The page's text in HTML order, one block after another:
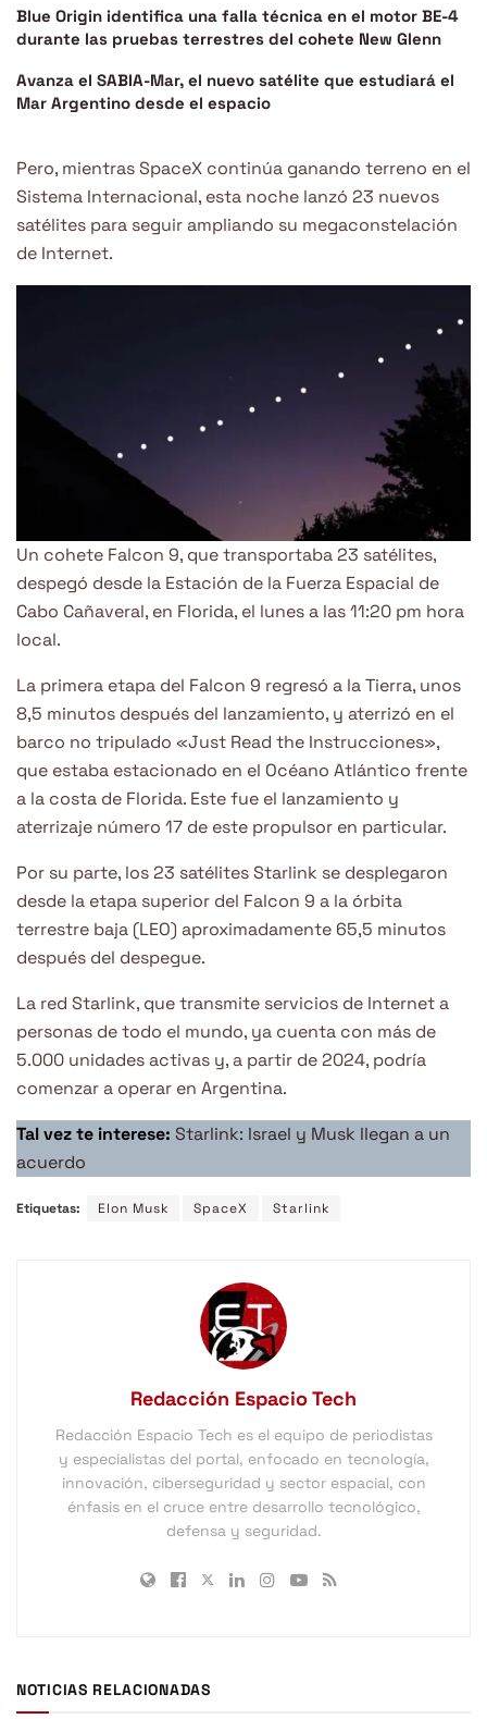
Blue Origin identifica una falla técnica en el motor BE-4
durante las pruebas terrestres del cohete New Glenn
Avanza el SABIA-Mar, el nuevo satélite que estudiará el
Mar Argentino desde el espacio
Pero, mientras SpaceX continúa ganando terreno en el
Sistema Internacional, esta noche lanzó 23 nuevos
satélites para seguir ampliando su megaconstelación
de Internet.
Un cohete Falcon 9, que transportaba 23 satélites,
despegó desde la Estación de la Fuerza Espacial de
Cabo Cañaveral, en Florida, el lunes a las 11:20 pm hora
local.
La primera etapa del Falcon 9 regresó a la Tierra, unos
8,5 minutos después del lanzamiento, y aterrizó en el
barco no tripulado «Just Read the Instrucciones»,
que estaba estacionado en el Océano Atlántico frente
a la costa de Florida. Este fue el lanzamiento y
aterrizaje número 17 de este propulsor en particular.
Por su parte, los 23 satélites Starlink se desplegaron
desde la etapa superior del Falcon 9 a la órbita
terrestre baja (LEO) aproximadamente 65,5 minutos
después del despegue.
La red Starlink, que transmite servicios de Internet a
personas de todo el mundo, ya cuenta con más de
5.000 unidades activas y, a partir de 2024, podría
comenzar a operar en Argentina.
Tal vez te interese: Starlink: Israel y Musk llegan a un
acuerdo
Etiquetas: Elon Musk SpaceX Starlink
Redacción Espacio Tech
Redacción Espacio Tech es el equipo de periodistas
y especialistas del portal, enfocado en tecnología,
innovación, ciberseguridad y sector espacial, con
énfasis en el cruce entre desarrollo tecnológico,
defensa y seguridad.
NOTICIAS RELACIONADAS